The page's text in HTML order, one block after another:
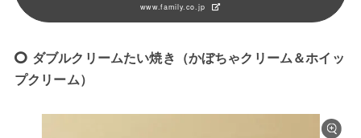
www.family.co.jp
ダブルクリームたい焼き（かぼちゃクリーム＆ホイッ
プクリーム）